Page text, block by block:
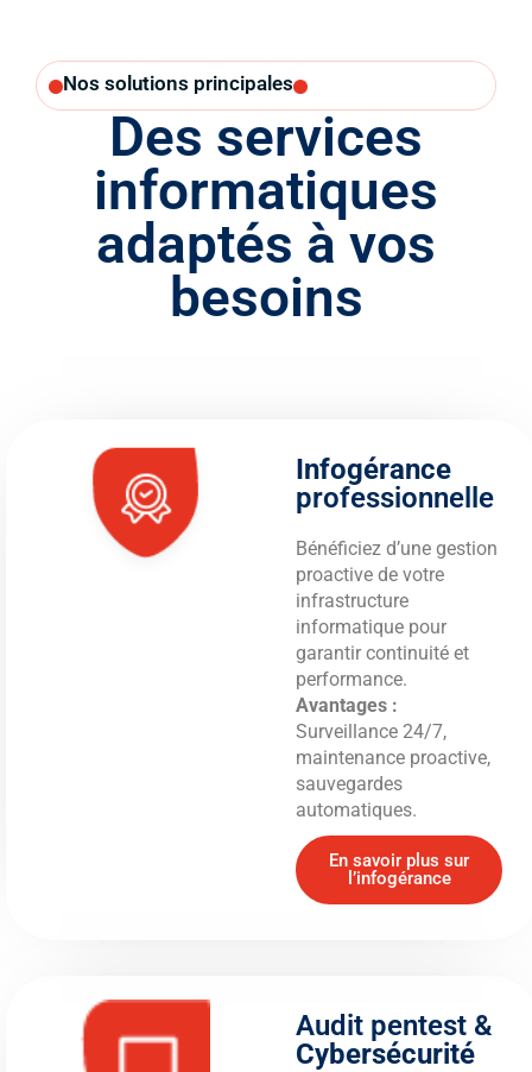
Nos solutions principales​
Des services
informatiques
adaptés à vos
besoins
Infogérance
professionnelle​
Bénéficiez d’une gestion
proactive de votre
infrastructure
informatique pour
garantir continuité et
performance.
Avantages :
Surveillance 24/7,
maintenance proactive,
sauvegardes
automatiques.
En savoir plus sur
l’infogérance
Audit pentest &
Cybersécurité